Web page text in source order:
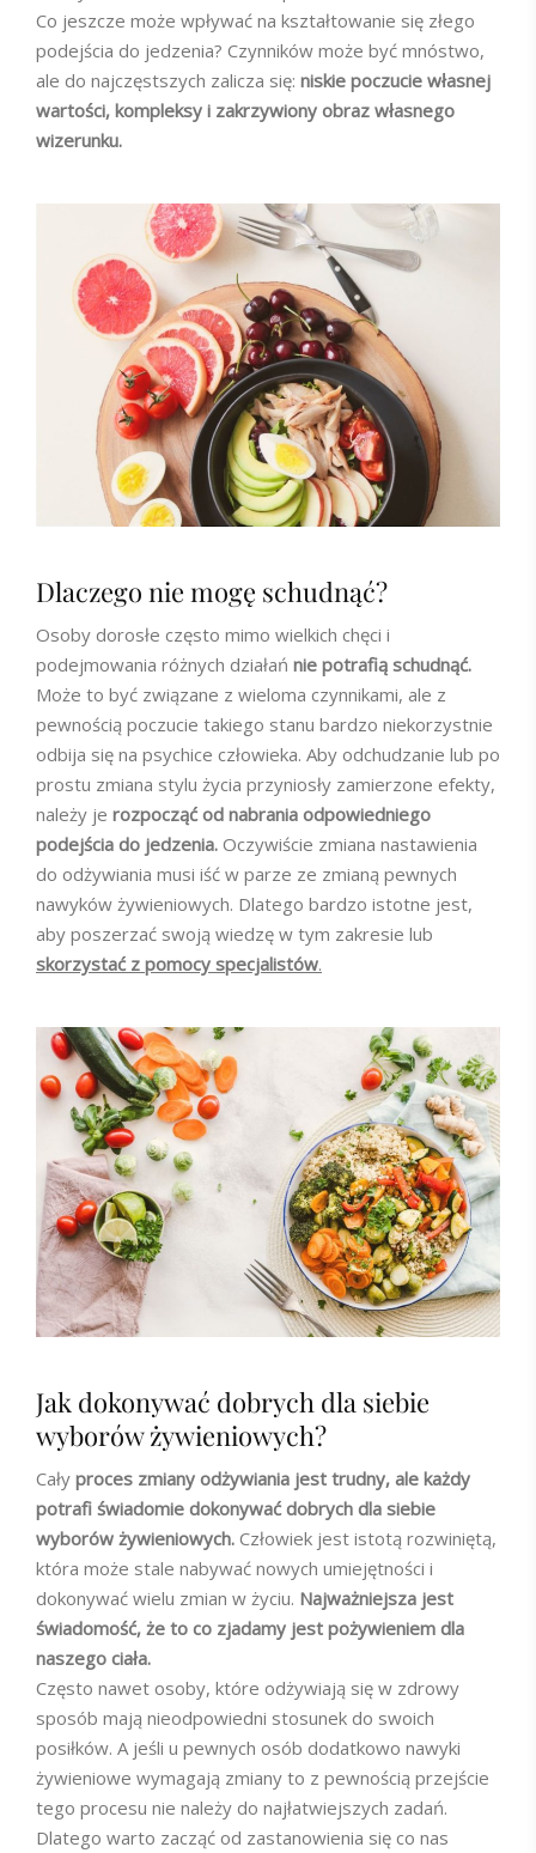
Co jeszcze może wpływać na kształtowanie się złego
podejścia do jedzenia? Czynników może być mnóstwo,
ale do najczęstszych zalicza się: niskie poczucie własnej
wartości, kompleksy i zakrzywiony obraz własnego
wizerunku.
Dlaczego nie mogę schudnąć?
Osoby dorosłe często mimo wielkich chęci i
podejmowania różnych działań nie potrafią schudnąć.
Może to być związane z wieloma czynnikami, ale z
pewnością poczucie takiego stanu bardzo niekorzystnie
odbija się na psychice człowieka. Aby odchudzanie lub po
prostu zmiana stylu życia przyniosły zamierzone efekty,
należy je rozpocząć od nabrania odpowiedniego
podejścia do jedzenia. Oczywiście zmiana nastawienia
do odżywiania musi iść w parze ze zmianą pewnych
nawyków żywieniowych. Dlatego bardzo istotne jest,
aby poszerzać swoją wiedzę w tym zakresie lub
skorzystać z pomocy specjalistów.
Jak dokonywać dobrych dla siebie
wyborów żywieniowych?
Cały proces zmiany odżywiania jest trudny, ale każdy
potrafi świadomie dokonywać dobrych dla siebie
wyborów żywieniowych. Człowiek jest istotą rozwiniętą,
która może stale nabywać nowych umiejętności i
dokonywać wielu zmian w życiu. Najważniejsza jest
świadomość, że to co zjadamy jest pożywieniem dla
naszego ciała.
Często nawet osoby, które odżywiają się w zdrowy
sposób mają nieodpowiedni stosunek do swoich
posiłków. A jeśli u pewnych osób dodatkowo nawyki
żywieniowe wymagają zmiany to z pewnością przejście
tego procesu nie należy do najłatwiejszych zadań.
Dlatego warto zacząć od zastanowienia się co nas